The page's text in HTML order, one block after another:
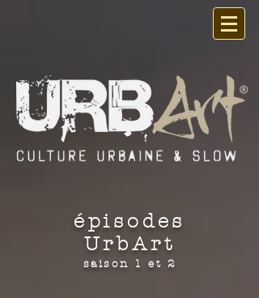
épisodes
UrbArt
saison 1 et 2